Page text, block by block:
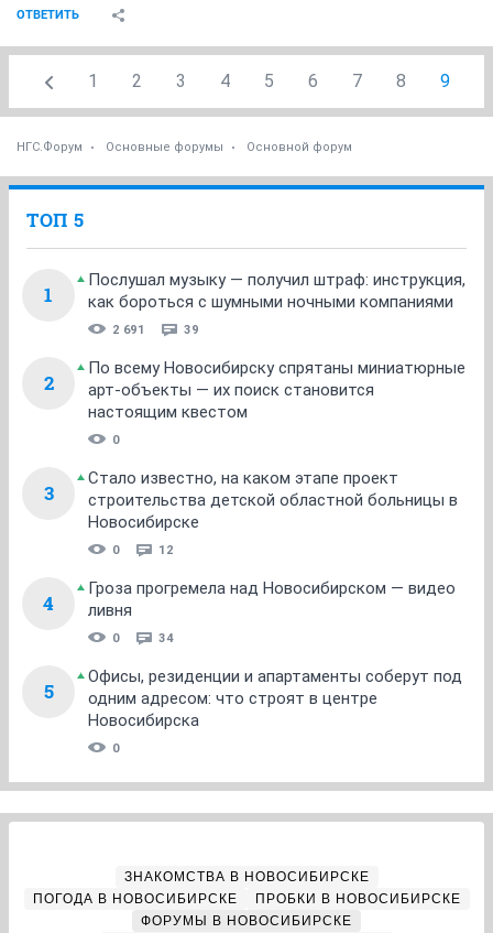
ОТВЕТИТЬ
1 2 3 4 5 6 7 8 9
НГС.Форум Основные форумы Основной форум
ТОП 5
1
Послушал музыку — получил штраф: инструкция,
как бороться с шумными ночными компаниями
2 691 39
2
По всему Новосибирску спрятаны миниатюрные
арт-объекты — их поиск становится
настоящим квестом
0
3
Стало известно, на каком этапе проект
строительства детской областной больницы в
Новосибирске
0 12
4
Гроза прогремела над Новосибирском — видео
ливня
0 34
5
Офисы, резиденции и апартаменты соберут под
одним адресом: что строят в центре
Новосибирска
0
ЗНАКОМСТВА В НОВОСИБИРСКЕ
ПОГОДА В НОВОСИБИРСКЕ
ПРОБКИ В НОВОСИБИРСКЕ
ФОРУМЫ В НОВОСИБИРСКЕ